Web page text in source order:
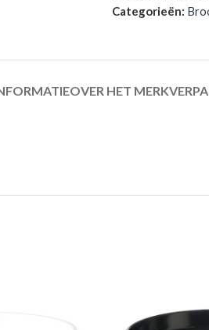
Categorieën:
OVER HET MERK